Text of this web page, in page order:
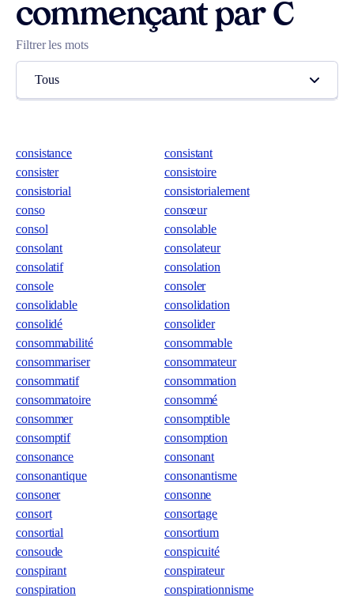
commençant par C
Filtrer les mots
Tous
consistance
consistant
consister
consistoire
consistorial
consistorialement
conso
consœur
consol
consolable
consolant
consolateur
consolatif
consolation
console
consoler
consolidable
consolidation
consolidé
consolider
consommabilité
consommable
consommariser
consommateur
consommatif
consommation
consommatoire
consommé
consommer
consomptible
consomptif
consomption
consonance
consonant
consonantique
consonantisme
consoner
consonne
consort
consortage
consortial
consortium
consoude
conspicuité
conspirant
conspirateur
conspiration
conspirationnisme